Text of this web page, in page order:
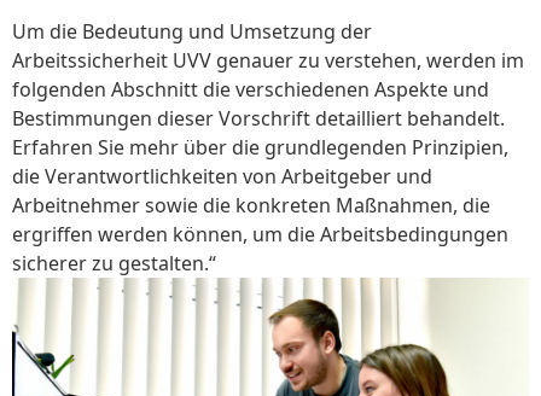
Um die Bedeutung und Umsetzung der
Arbeitssicherheit UVV genauer zu verstehen, werden im
folgenden Abschnitt die verschiedenen Aspekte und
Bestimmungen dieser Vorschrift detailliert behandelt.
Erfahren Sie mehr über die grundlegenden Prinzipien,
die Verantwortlichkeiten von Arbeitgeber und
Arbeitnehmer sowie die konkreten Maßnahmen, die
ergriffen werden können, um die Arbeitsbedingungen
sicherer zu gestalten.“